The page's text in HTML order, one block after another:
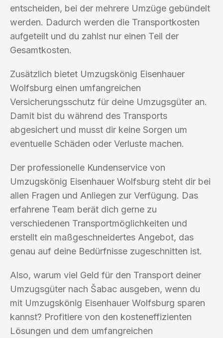
entscheiden, bei der mehrere Umzüge gebündelt
werden. Dadurch werden die Transportkosten
aufgeteilt und du zahlst nur einen Teil der
Gesamtkosten.
Zusätzlich bietet Umzugskönig Eisenhauer
Wolfsburg einen umfangreichen
Versicherungsschutz für deine Umzugsgüter an.
Damit bist du während des Transports
abgesichert und musst dir keine Sorgen um
eventuelle Schäden oder Verluste machen.
Der professionelle Kundenservice von
Umzugskönig Eisenhauer Wolfsburg steht dir bei
allen Fragen und Anliegen zur Verfügung. Das
erfahrene Team berät dich gerne zu
verschiedenen Transportmöglichkeiten und
erstellt ein maßgeschneidertes Angebot, das
genau auf deine Bedürfnisse zugeschnitten ist.
Also, warum viel Geld für den Transport deiner
Umzugsgüter nach Šabac ausgeben, wenn du
mit Umzugskönig Eisenhauer Wolfsburg sparen
kannst? Profitiere von den kosteneffizienten
Lösungen und dem umfangreichen